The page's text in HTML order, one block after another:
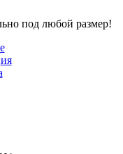
под любой размер!